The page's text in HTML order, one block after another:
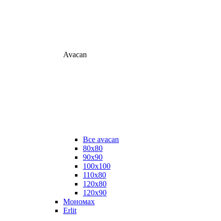
Avacan
Все avacan
80х80
90х90
100х100
110х80
120х80
120х90
Мономах
Erlit